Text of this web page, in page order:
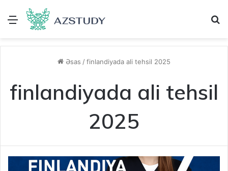
Menu
Əsas /finlandiyada ali tehsil 2025
finlandiyada ali tehsil
2025